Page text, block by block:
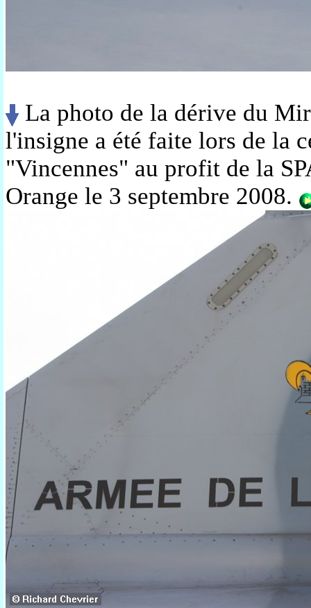
La photo de la dérive du
l'insigne a été faite lors de la
"Vincennes" au profit de la
Orange le 3 septembre 2008.